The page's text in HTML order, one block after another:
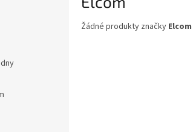
Žádné produkty značky Elcom